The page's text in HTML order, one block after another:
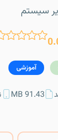
سیستم
آموزشی
91.43 MB